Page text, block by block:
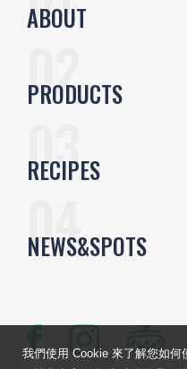
ABOUT
PRODUCTS
RECIPES
NEWS&SPOTS
我們使用 Cookie 來了解您如